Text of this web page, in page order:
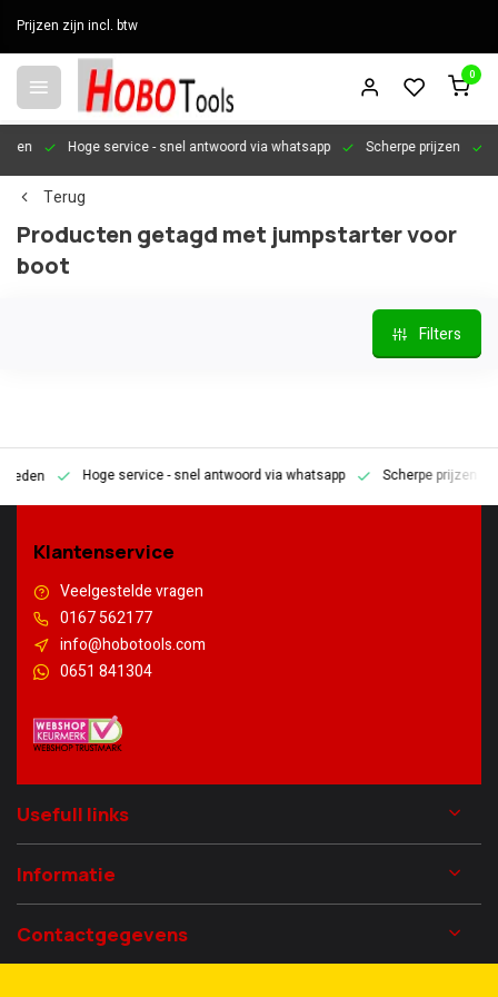
Prijzen zijn incl. btw
0
Hoge service- snel antwoord via whatsapp Scherpe prijzen
Terug
Producten getagd met jumpstarter voor
boot
Filters
Hoge service- snel antwoord via whatsapp Scherpe prijzen
Klantenservice
Veelgestelde vragen
0167 562177
info@hobotools.com
0651 841304
Usefull links
Informatie
Contactgegevens